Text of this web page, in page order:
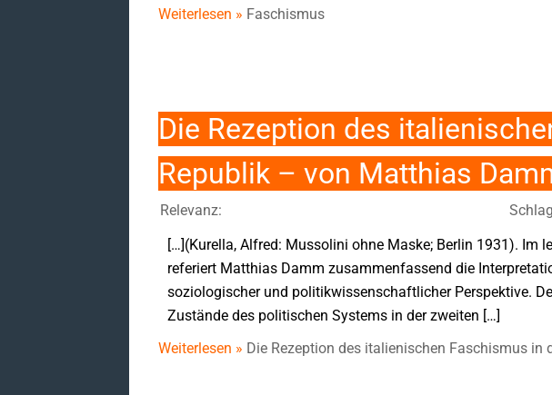
Weiterlesen » Faschismus
Die Rezeption des
Republik – von Matthias
Relevanz:
[…](Kurella, Alfred: Mussolini ohne Maske; Berlin 1931). Im
referiert Matthias Damm zusammenfassend die
soziologischer und politikwissenschaftlicher Perspektive.
Zustände des politischen Systems in der zweiten […]
Weiterlesen » Die Rezeption des italienischen Faschismus